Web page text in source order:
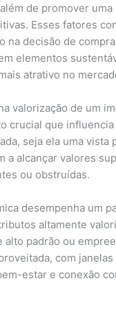
de promover
Esses fatores
na decisão de
elementos
atrativo no
valorização de um
crucial que
seja ela uma vista
a alcançar valores
ou obstruídas.
desempenha um
altamente
alto padrão ou
com
estar e conexão